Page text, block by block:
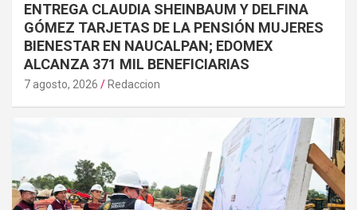
ENTREGA CLAUDIA SHEINBAUM Y DELFINA
GÓMEZ TARJETAS DE LA PENSIÓN MUJERES
BIENESTAR EN NAUCALPAN; EDOMEX
ALCANZA 371 MIL BENEFICIARIAS
7 agosto, 2026 Redaccion